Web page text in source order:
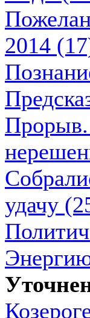
2014
Прорыв.
удачу